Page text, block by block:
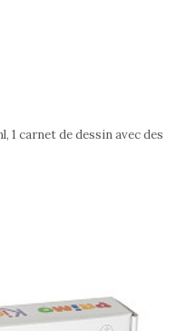
1 carnet de dessin avec des